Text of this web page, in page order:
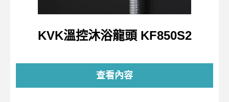
KVK溫控沐浴龍頭 KF850S2
查看內容